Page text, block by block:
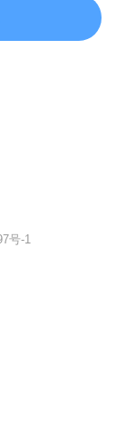
号-1